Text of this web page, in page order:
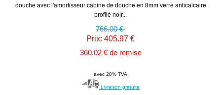
douche avec l'amortisseur cabine de douche en 8mm verre anticalcaire
profilé noir...
766.00 €
Prix: 405.97 €
360.02 € de remise
avec 20% TVA
Livraison gratuite